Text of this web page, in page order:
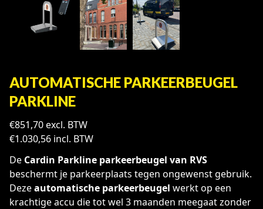
AUTOMATISCHE PARKEERBEUGEL
PARKLINE
€851,70excl. BTW
€1.030,56 incl. BTW
De Cardin Parkline parkeerbeugel van RVS
beschermt je parkeerplaats tegen ongewenst gebruik.
Dezeautomatische parkeerbeugel werkt op een
krachtige accu die tot wel 3 maanden meegaat zonder